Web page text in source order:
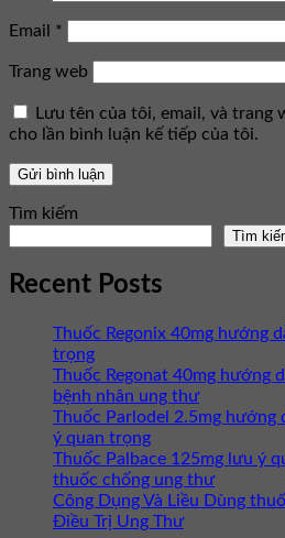
Email *
Trang web
Lưu tên của tôi, email, và
cho lần bình luận kế tiếp của tôi.
Tìm kiếm
Tìm
Recent Posts
Thuốc Regonix 40mg hướng
trọng
Thuốc Regonat 40mg hướng
bệnh nhân ung thư
Thuốc Parlodel 2.5mg hướng
ý quan trọng
Thuốc Palbace 125mg lưu ý
thuốc chống ung thư
Công Dụng Và Liều Dùng
Điều Trị Ung Thư